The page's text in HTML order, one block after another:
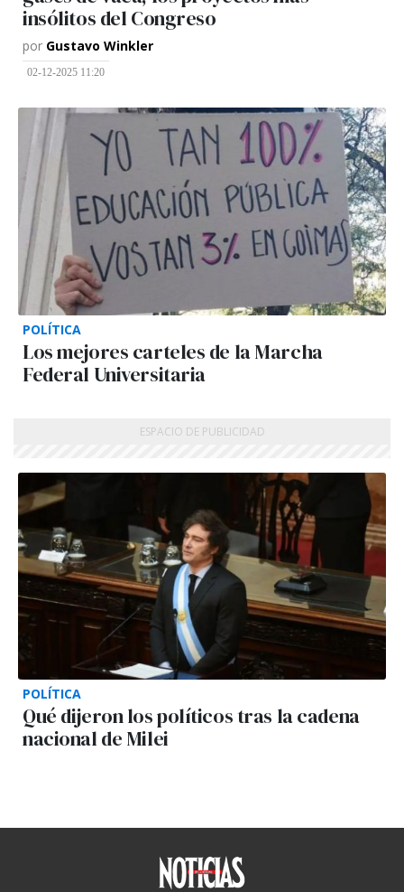
insólitos del Congreso
por Gustavo Winkler
02-12-2025 11:20
POLÍTICA
Los mejores carteles de la Marcha
Federal Universitaria
POLÍTICA
Qué dijeron los políticos tras la cadena
nacional de Milei